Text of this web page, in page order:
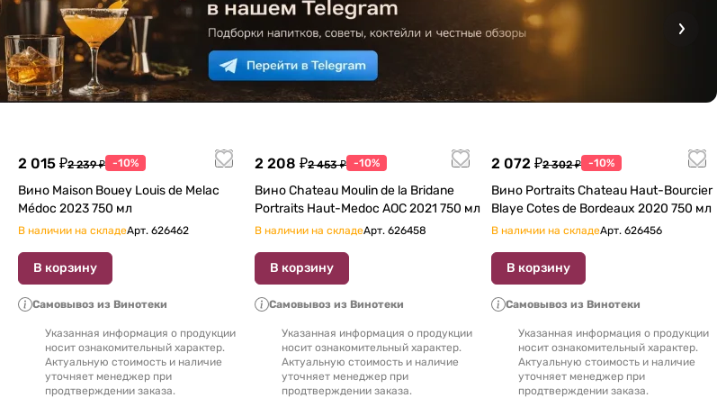
2 015 ₽2 239 ₽ -10%
Вино Maison Bouey Louis de Melac
Médoc 2023 750 мл
В наличии на складеАрт. 626462
В корзину
Самовывоз из Винотеки
Указанная информация о продукции
носит ознакомительный характер.
Актуальную стоимость и наличие
уточняет менеджер при
продтверждении заказа.
2 208 ₽2 453 ₽ -10%
Вино Chateau Moulin de la Bridane
Portraits Haut-Medoc AOC 2021 750 мл
В наличии на складеАрт. 626458
В корзину
Самовывоз из Винотеки
Указанная информация о продукции
носит ознакомительный характер.
Актуальную стоимость и наличие
уточняет менеджер при
продтверждении заказа.
2 072 ₽2 302 ₽ -10%
Вино Portraits Chateau Haut-Bourcier
Blaye Cotes de Bordeaux 2020 750 мл
В наличии на складеАрт. 626456
В корзину
Самовывоз из Винотеки
Указанная информация о продукции
носит ознакомительный характер.
Актуальную стоимость и наличие
уточняет менеджер при
продтверждении заказа.